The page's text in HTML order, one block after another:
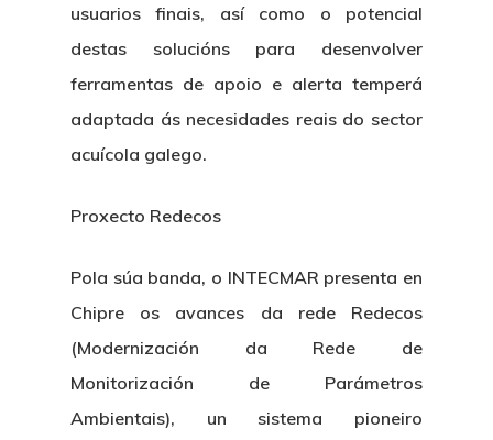
usuarios finais, así como o potencial
destas solucións para desenvolver
ferramentas de apoio e alerta temperá
adaptada ás necesidades reais do sector
acuícola galego.
Proxecto Redecos
Pola súa banda, o INTECMAR presenta en
Chipre os avances da rede Redecos
(Modernización da Rede de
Monitorización de Parámetros
Ambientais), un sistema pioneiro